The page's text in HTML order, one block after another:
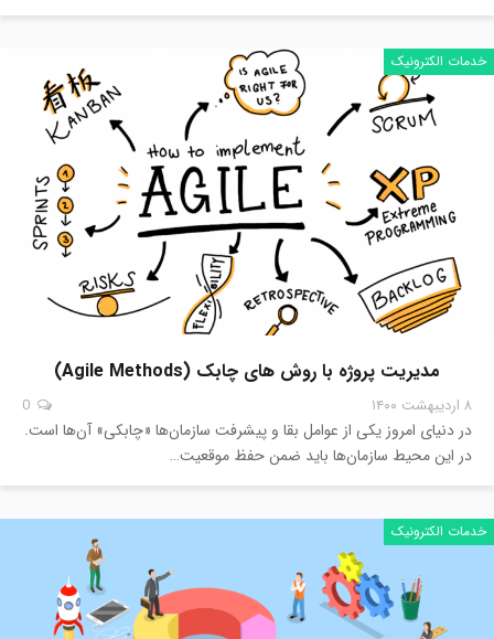
خدمات الکترونیک
مدیریت پروژه با روش های چابک (Agile Methods)
۸ اردیبهشت ۱۴۰۰
در دنیای امروز یکی از عوامل بقا و پیشرفت سازمان‌ها «چابکی» آن‌ها است.
در این محیط سازمان‌ها باید ضمن حفظ موقعیت…
خدمات الکترونیک